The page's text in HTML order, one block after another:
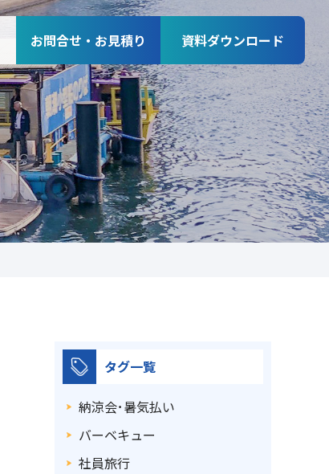
お問合せ・お見積り 資料ダウンロード
タグ一覧
納涼会･暑気払い
バーベキュー
社員旅行